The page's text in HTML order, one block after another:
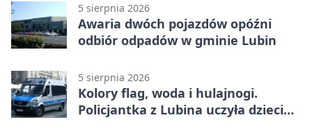
5 sierpnia 2026
Awaria dwóch pojazdów opóźni
odbiór odpadów w gminie Lubin
5 sierpnia 2026
Kolory flag, woda i hulajnogi.
Policjantka z Lubina uczyła dzieci